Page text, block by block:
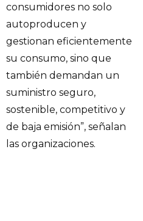
consumidores no solo
autoproducen y
gestionan eficientemente
su consumo, sino que
también demandan un
suministro seguro,
sostenible, competitivo y
de baja emisión”, señalan
las organizaciones.